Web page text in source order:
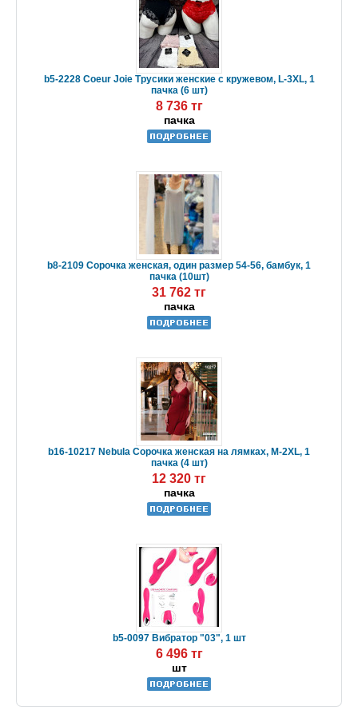
b5-2228 Coeur Joie Трусики женские с кружевом, L-3XL, 1
пачка (6 шт)
8 736 тг
пачка
b8-2109 Сорочка женская, один размер 54-56, бамбук, 1
пачка (10шт)
31 762 тг
пачка
b16-10217 Nebula Сорочка женская на лямках, M-2XL, 1
пачка (4 шт)
12 320 тг
пачка
b5-0097 Вибратор "03", 1 шт
6 496 тг
шт